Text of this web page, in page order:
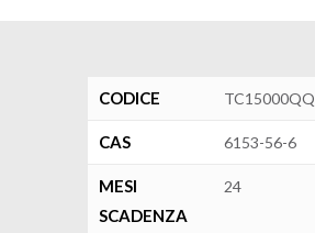
CODICE TC15000QQ
CAS 6153-56-6
MESI
SCADENZA
24